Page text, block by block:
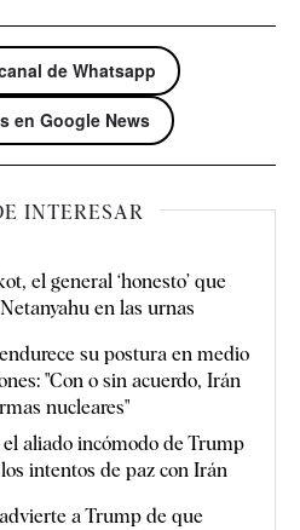
de Whatsapp
en Google News
INTERESAR
el general ‘honesto’ que
en las urnas
su postura en medio
"Con o sin acuerdo, Irán
nucleares"
aliado incómodo de Trump
intentos de paz con Irán
a Trump de que